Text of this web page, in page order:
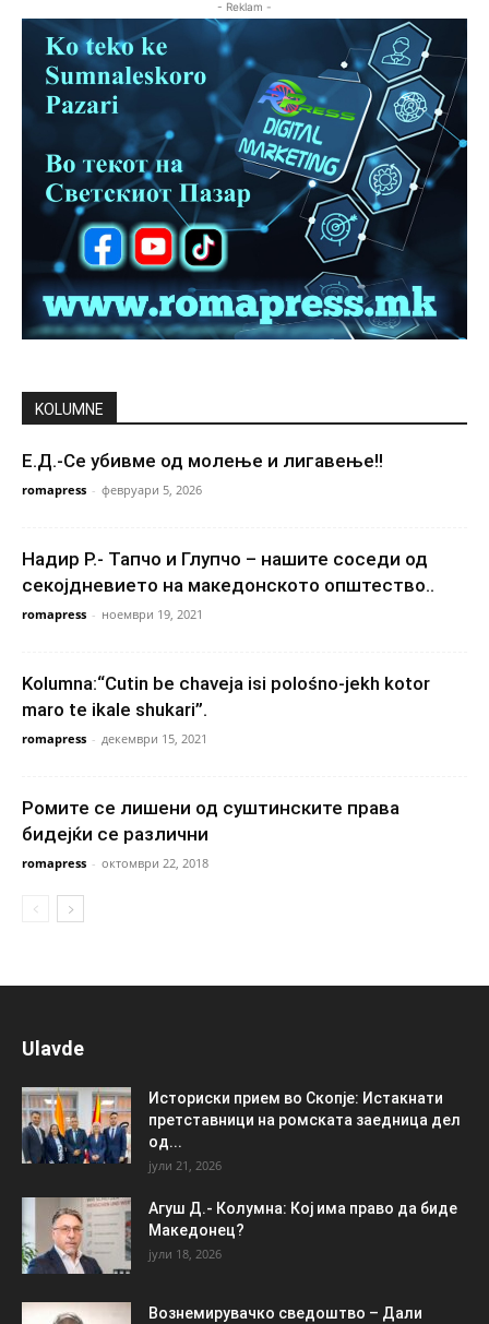
- Reklam -
KOLUMNE
Е.Д.-Се убивме од молење и лигавење!!
romapress - февруари 5, 2026
Надир Р.- Тапчо и Глупчо – нашите соседи од
секојдневието на македонското општество..
romapress - ноември 19, 2021
Kolumna:“Cutin be chaveja isi polośno-jekh kotor
maro te ikale shukari”.
romapress - декември 15, 2021
Ромите се лишени од суштинските права
бидејќи се различни
romapress - октомври 22, 2018
Ulavde
Историски прием во Скопје: Истакнати
претставници на ромската заедница дел
од...
јули 21, 2026
Агуш Д.- Колумна: Кој има право да биде
Македонец?
јули 18, 2026
Вознемирувачко сведоштво – Дали